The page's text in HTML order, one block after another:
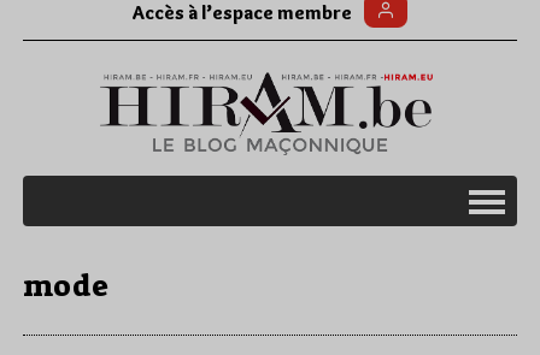
Accès à l’espace membre
mode